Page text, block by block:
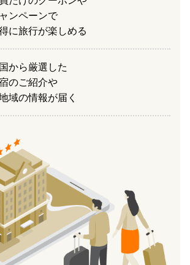
ンペーンで
に旅行が楽しめる
から厳選した
のご紹介や
域の情報が届く